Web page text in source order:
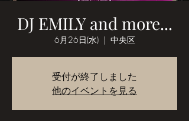
DJ EMILY and more...
6月26日(水)
  |
中央区
受付が終了しました
他のイベントを見る